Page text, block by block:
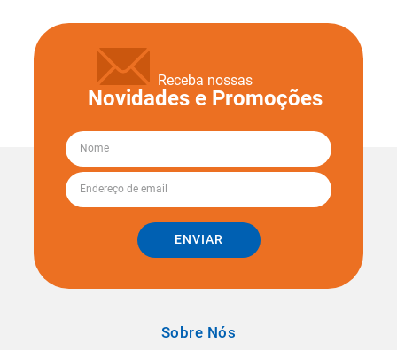
Receba nossas
Novidades e Promoções
ENVIAR
Sobre Nós